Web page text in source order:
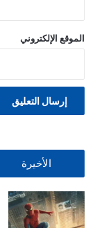
الموقع الإلكتروني
الأخيرة